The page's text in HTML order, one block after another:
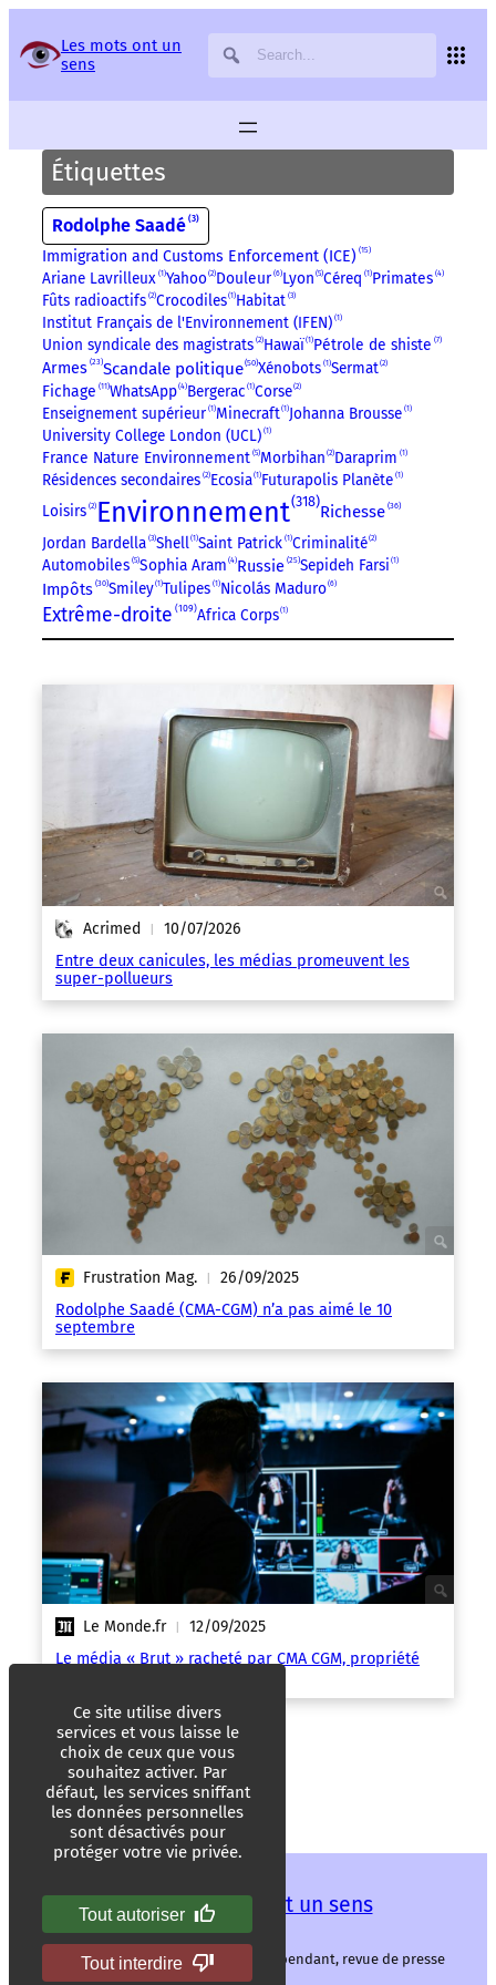
Les mots ont un
sens
Étiquettes
Rodolphe Saadé 3
Immigration and Customs Enforcement (ICE) 15
Ariane Lavrilleux 1 Yahoo 2 Douleur 6 Lyon 5 Céreq 1 Primates 4
Fûts radioactifs 2 Crocodiles 1 Habitat 3
Institut Français de l'Environnement (IFEN) 1
Union syndicale des magistrats 2 Hawaï 1 Pétrole de shiste 7
Armes 23 Scandale politique 50 Xénobots 1 Sermat 2
Fichage 11 WhatsApp 4 Bergerac 1 Corse 2
Enseignement supérieur 1 Minecraft 1 Johanna Brousse 1
University College London (UCL) 1
France Nature Environnement 5 Morbihan 2 Daraprim 1
Résidences secondaires 2 Ecosia 1 Futurapolis Planète 1
Loisirs 2 Environnement 318
Richesse 36
Jordan Bardella 3 Shell 1 Saint Patrick 1 Criminalité 2
Automobiles 5 Sophia Aram 4 Russie 25 Sepideh Farsi 1
Impôts 30 Smiley 1 Tulipes 1 Nicolás Maduro 6
Extrême-droite 109 Africa Corps 1
Acrimed | 10/07/2026
Entre deux canicules, les médias promeuvent les
super-pollueurs
Frustration Mag. | 26/09/2025
Rodolphe Saadé (CMA-CGM) n’a pas aimé le 10
septembre
Le Monde.fr | 12/09/2025
Le média « Brut » racheté par CMA CGM, propriété
Les mots ont un sens
Les mots ont un sens, média libre et indépendant, revue de presse
alternative.
Panneau de gestion des services
Ce site utilise divers
services et vous laisse le
choix de ceux que vous
souhaitez activer. Par
défaut, les services sniffant
les données personnelles
sont désactivés pour
protéger votre vie privée.
Tout autoriser
Tout interdire